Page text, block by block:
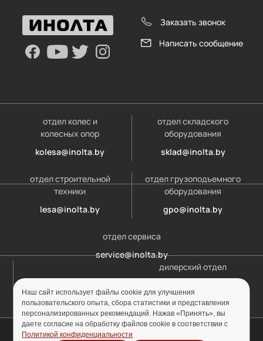
Заказать звонок
Написать сообщение
отдел колес и
колесных опор
kolesa@inolta.by
отдел складского
оборудования
sklad@inolta.by
отдел строительной
техники
lesa@inolta.by
отдел грузоподъемного
оборудования
gpo@inolta.by
отдел сервиса
service@inolta.by
дилерский отдел
© ООО «Инолта» 2010-2026 г. УНП 691302759
Наш сайт использует файлы cookie для улучшения
пользовательского опыта, сбора статистики и представления
персонализированных рекомендаций. Нажав «Принять», вы
даете согласие на обработку файлов cookie в соответствии с
Политикой конфиденциальности